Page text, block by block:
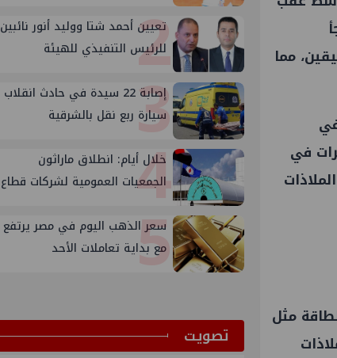
لجأ
مما
في
في
الملاذات
مثل
2
تعيين أحمد شتا ووليد أنور نائبين
للرئيس التنفيذي للهيئة
3
إصابة 22 سيدة في حادث انقلاب
سيارة ربع نقل بالشرقية
4
خلال أيام: انطلاق ماراثون
الجمعيات العمومية لشركات قطاع
5
سعر الذهب اليوم في مصر يرتفع
مع بداية تعاملات الأحد
ﺗﺼﻮﻳﺖ